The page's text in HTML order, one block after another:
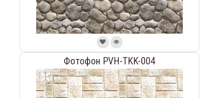
Фотофон PVH-TKK-004